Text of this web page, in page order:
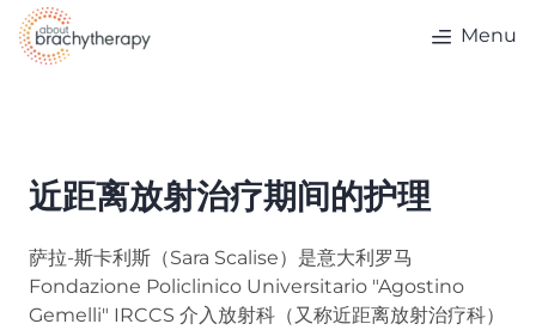
Skip to content
Menu
近距离放射治疗期间的护理
萨拉-斯卡利斯（Sara Scalise）是意大利罗马
Fondazione Policlinico Universitario "Agostino
Gemelli" IRCCS 介入放射科（又称近距离放射治疗科）